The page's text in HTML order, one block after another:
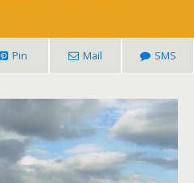
Pin Mail SMS